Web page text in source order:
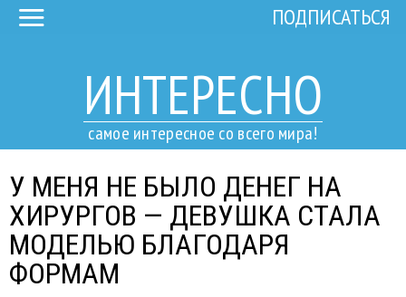
ИНТЕРЕСНО
самое интересное со всего мира!
ПОДПИСАТЬСЯ
У МЕНЯ НЕ БЫЛО ДЕНЕГ НА
ХИРУРГОВ — ДЕВУШКА СТАЛА
МОДЕЛЬЮ БЛАГОДАРЯ
ФОРМАМ